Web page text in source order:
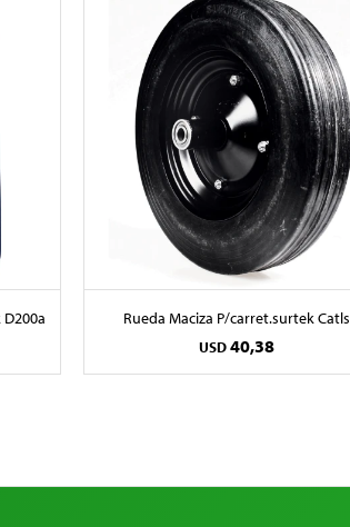
Rueda Maciza P/carret.surtek Catls
USD 40,38